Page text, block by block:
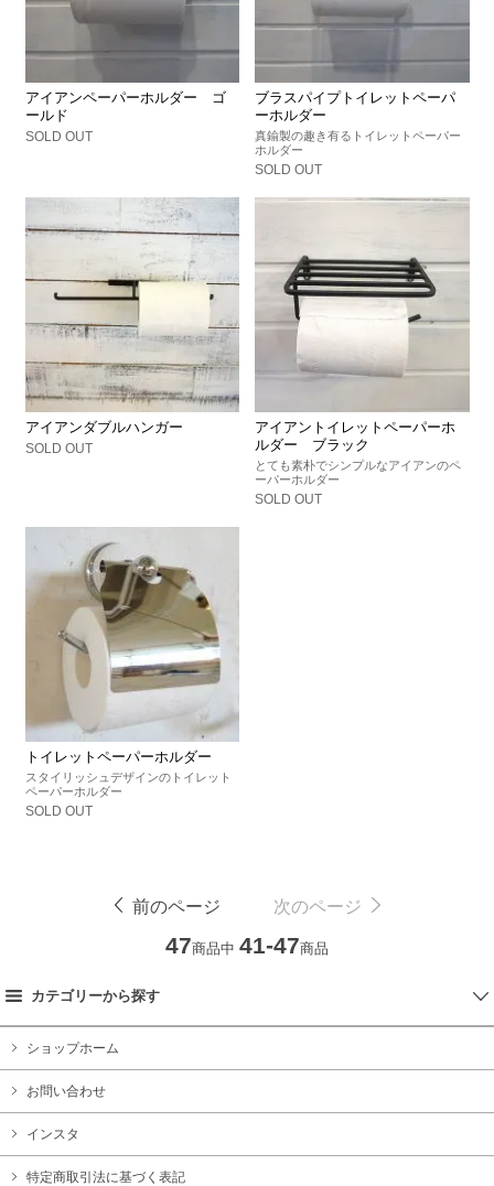
アイアンペーパーホルダー ゴ
ールド
SOLD OUT
ブラスパイプトイレットペーパ
ーホルダー
真鍮製の趣き有るトイレットペーパー
ホルダー
SOLD OUT
アイアンダブルハンガー
SOLD OUT
アイアントイレットペーパーホ
ルダー ブラック
とても素朴でシンプルなアイアンのペ
ーパーホルダー
SOLD OUT
トイレットペーパーホルダー
スタイリッシュデザインのトイレット
ペーパーホルダー
SOLD OUT
前のページ 次のページ
47商品中 41-47商品
カテゴリーから探す
ショップホーム
お問い合わせ
インスタ
特定商取引法に基づく表記